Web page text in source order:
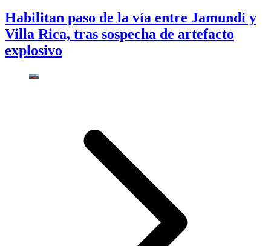
Habilitan paso de la vía entre Jamundí y
Villa Rica, tras sospecha de artefacto
explosivo